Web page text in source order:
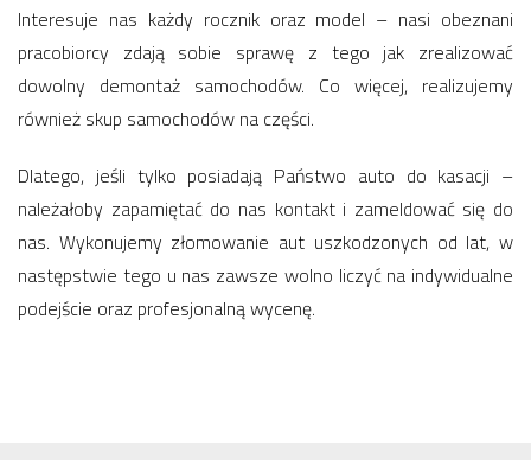
Interesuje nas każdy rocznik oraz model – nasi obeznani
pracobiorcy zdają sobie sprawę z tego jak zrealizować
dowolny demontaż samochodów. Co więcej, realizujemy
również skup samochodów na części.
Dlatego, jeśli tylko posiadają Państwo auto do kasacji –
należałoby zapamiętać do nas kontakt i zameldować się do
nas. Wykonujemy złomowanie aut uszkodzonych od lat, w
następstwie tego u nas zawsze wolno liczyć na indywidualne
podejście oraz profesjonalną wycenę.